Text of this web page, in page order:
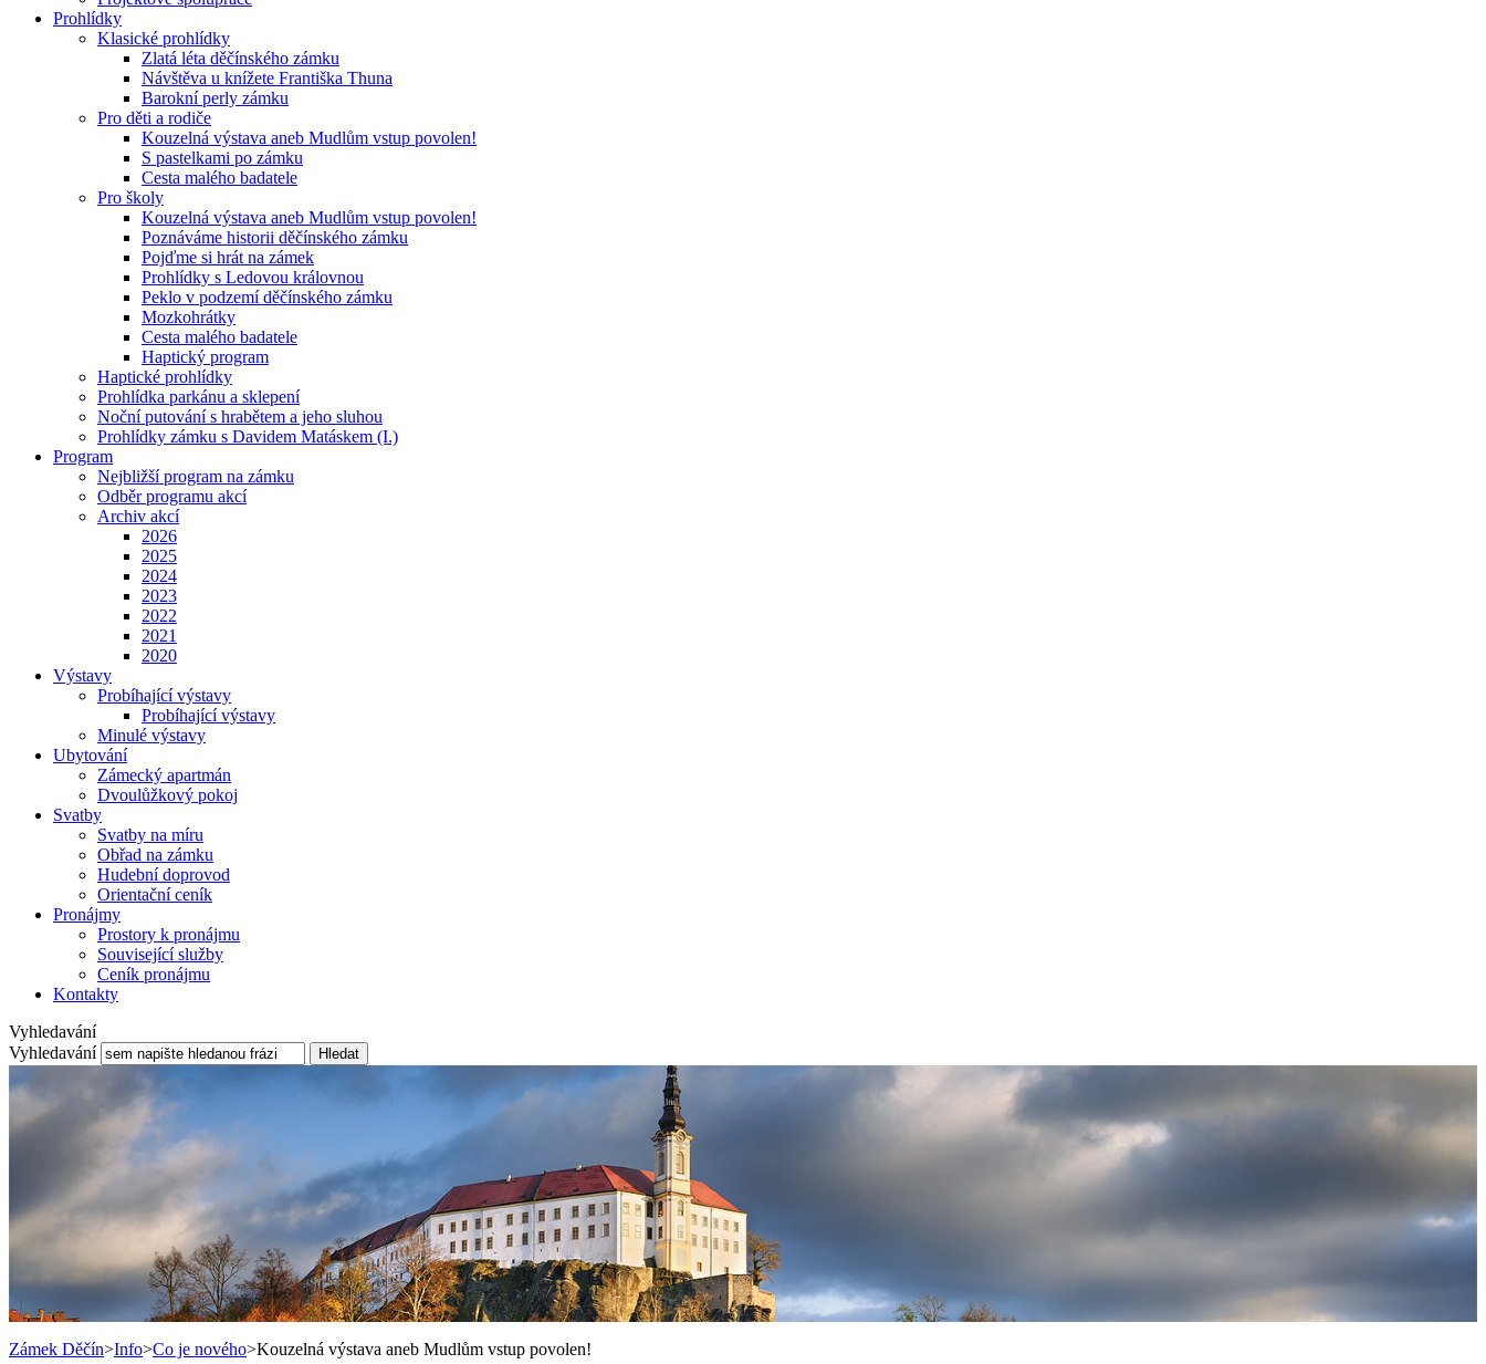
Prohlídky
Klasické prohlídky
Zlatá léta děčínského zámku
Návštěva u knížete Františka Thuna
Barokní perly zámku
Pro děti a rodiče
Kouzelná výstava aneb Mudlům vstup povolen!
S pastelkami po zámku
Cesta malého badatele
Pro školy
Kouzelná výstava aneb Mudlům vstup povolen!
Poznáváme historii děčínského zámku
Pojďme si hrát na zámek
Prohlídky s Ledovou královnou
Peklo v podzemí děčínského zámku
Mozkohrátky
Cesta malého badatele
Haptický program
Haptické prohlídky
Prohlídka parkánu a sklepení
Noční putování s hrabětem a jeho sluhou
Prohlídky zámku s Davidem Matáskem (I.)
Program
Nejbližší program na zámku
Odběr programu akcí
Archiv akcí
2026
2025
2024
2023
2022
2021
2020
Výstavy
Probíhající výstavy
Probíhající výstavy
Minulé výstavy
Ubytování
Zámecký apartmán
Dvoulůžkový pokoj
Svatby
Svatby na míru
Obřad na zámku
Hudební doprovod
Orientační ceník
Pronájmy
Prostory k pronájmu
Související služby
Ceník pronájmu
Kontakty
Vyhledavání
Vyhledavání
Hledat
Zámek Děčín>Info>Co je nového>Kouzelná výstava aneb Mudlům vstup povolen!